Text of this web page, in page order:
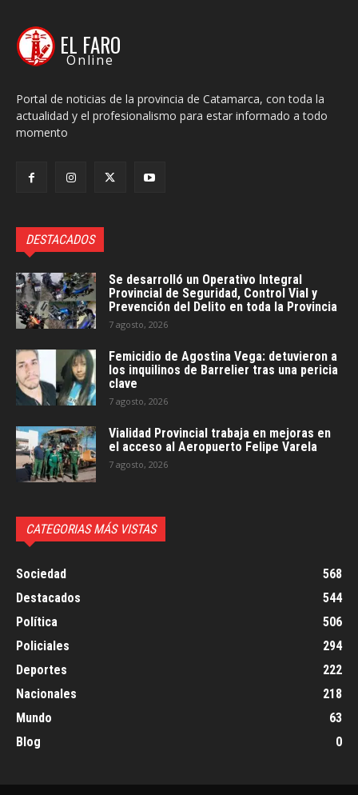
EL FARO
Online
Portal de noticias de la provincia de Catamarca, con toda la
actualidad y el profesionalismo para estar informado a todo
momento
DESTACADOS
Se desarrolló un Operativo Integral
Provincial de Seguridad, Control Vial y
Prevención del Delito en toda la Provincia
7 agosto, 2026
Femicidio de Agostina Vega: detuvieron a
los inquilinos de Barrelier tras una pericia
clave
7 agosto, 2026
Vialidad Provincial trabaja en mejoras en
el acceso al Aeropuerto Felipe Varela
7 agosto, 2026
CATEGORIAS MÁS VISTAS
Sociedad
568
Destacados
544
Política
506
Policiales
294
Deportes
222
Nacionales
218
Mundo
63
Blog
0